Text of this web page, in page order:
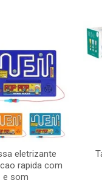
eletrizante
rapida com
e som